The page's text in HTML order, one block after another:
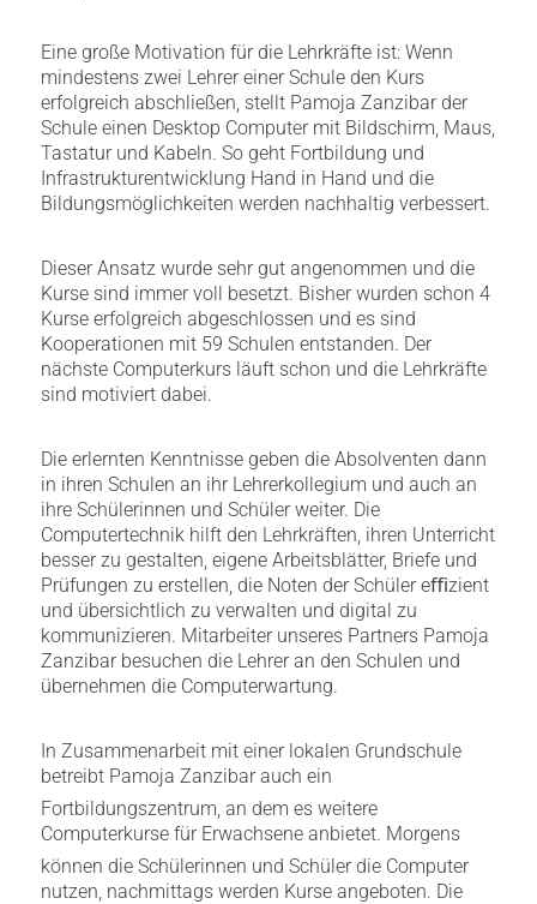
Eine große Motivation für die Lehrkräfte ist: Wenn
mindestens zwei Lehrer einer Schule den Kurs
erfolgreich abschließen, stellt Pamoja Zanzibar der
Schule einen Desktop Computer mit Bildschirm, Maus,
Tastatur und Kabeln. So geht Fortbildung und
Infrastrukturentwicklung Hand in Hand und die
Bildungsmöglichkeiten werden nachhaltig verbessert.
Dieser Ansatz wurde sehr gut angenommen und die
Kurse sind immer voll besetzt. Bisher wurden schon 4
Kurse erfolgreich abgeschlossen und es sind
Kooperationen mit 59 Schulen entstanden. Der
nächste Computerkurs läuft schon und die Lehrkräfte
sind motiviert dabei.
Die erlernten Kenntnisse geben die Absolventen dann
in ihren Schulen an ihr Lehrerkollegium und auch an
ihre Schülerinnen und Schüler weiter. Die
Computertechnik hilft den Lehrkräften, ihren Unterricht
besser zu gestalten, eigene Arbeitsblätter, Briefe und
Prüfungen zu erstellen, die Noten der Schüler eﬃzient
und übersichtlich zu verwalten und digital zu
kommunizieren. Mitarbeiter unseres Partners Pamoja
Zanzibar besuchen die Lehrer an den Schulen und
übernehmen die Computerwartung.
In Zusammenarbeit mit einer lokalen Grundschule
betreibt Pamoja Zanzibar auch ein
Fortbildungszentrum, an dem es weitere
Computerkurse für Erwachsene anbietet. Morgens
können die Schülerinnen und Schüler die Computer
nutzen, nachmittags werden Kurse angeboten. Die